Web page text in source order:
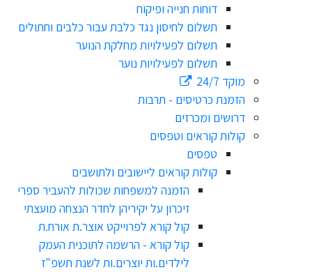
דוחות חנייה ופיקוח
תשלום לחיסון נגד כלבת עבור כלבים וחתולים
תשלום לפעילויות מחלקת הנוער
תשלום לפעילויות נוער
מוקד 24/7
הזמנת כרטיסים - תרבות
דרושים ומכרזים
קולות קוראים וטפסים
טפסים
קולות קוראים ליישובים ולתושבים
הזמנה למשפחות שכולות להעביר ספרי
זיכרון על יקיריהן לחדר הנצחה מועצתי
קול קורא לפרוייקט אוצר.ת אורח.ת
קול קורא - הרשמה לתוכנית העמק
לילדים.ות יוצרים.ות לשנת תשפ"ז